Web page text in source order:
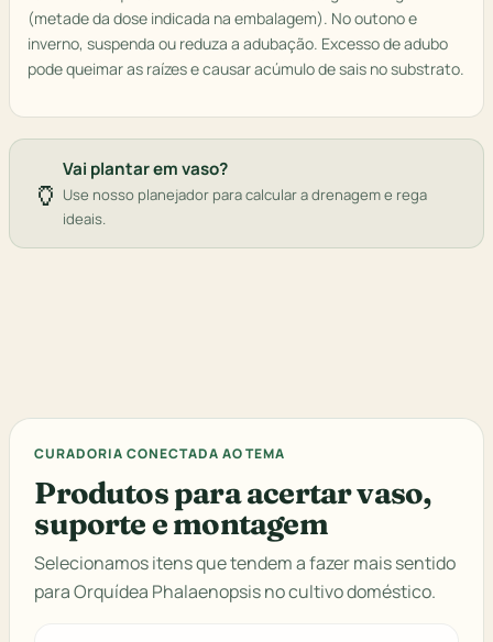
(metade da dose indicada na embalagem). No outono e
inverno, suspenda ou reduza a adubação. Excesso de adubo
pode queimar as raízes e causar acúmulo de sais no substrato.
🏺
Vai plantar em vaso?
Use nosso planejador para calcular a drenagem e rega
ideais.
CURADORIA CONECTADA AO TEMA
Produtos para acertar vaso,
suporte e montagem
Selecionamos itens que tendem a fazer mais sentido
para Orquídea Phalaenopsis no cultivo doméstico.